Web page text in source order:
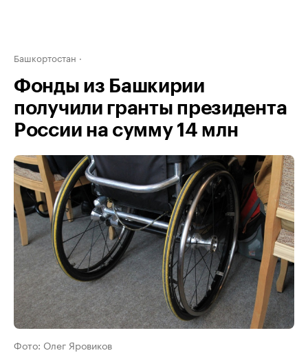
Башкортостан
Фонды из Башкирии
получили гранты президента
России на сумму 14 млн
Фото: Олег Яровиков